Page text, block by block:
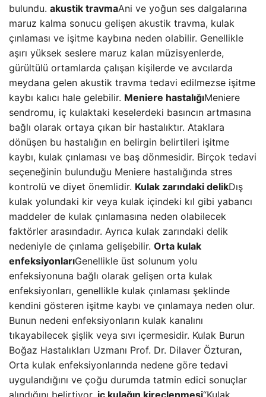
bulundu. akustik travmaAni ve yoğun ses dalgalarına
maruz kalma sonucu gelişen akustik travma, kulak
çınlaması ve işitme kaybına neden olabilir. Genellikle
aşırı yüksek seslere maruz kalan müzisyenlerde,
gürültülü ortamlarda çalışan kişilerde ve avcılarda
meydana gelen akustik travma tedavi edilmezse işitme
kaybı kalıcı hale gelebilir. Meniere hastalığıMeniere
sendromu, iç kulaktaki keselerdeki basıncın artmasına
bağlı olarak ortaya çıkan bir hastalıktır. Ataklara
dönüşen bu hastalığın en belirgin belirtileri işitme
kaybı, kulak çınlaması ve baş dönmesidir. Birçok tedavi
seçeneğinin bulunduğu Meniere hastalığında stres
kontrolü ve diyet önemlidir. Kulak zarındaki delikDış
kulak yolundaki kir veya kulak içindeki kıl gibi yabancı
maddeler de kulak çınlamasına neden olabilecek
faktörler arasındadır. Ayrıca kulak zarındaki delik
nedeniyle de çınlama gelişebilir. Orta kulak
enfeksiyonlarıGenellikle üst solunum yolu
enfeksiyonuna bağlı olarak gelişen orta kulak
enfeksiyonları, genellikle kulak çınlaması şeklinde
kendini gösteren işitme kaybı ve çınlamaya neden olur.
Bunun nedeni enfeksiyonların kulak kanalını
tıkayabilecek şişlik veya sıvı içermesidir. Kulak Burun
Boğaz Hastalıkları Uzmanı Prof. Dr. Dilaver Özturan,
Orta kulak enfeksiyonlarında nedene göre tedavi
uygulandığını ve çoğu durumda tatmin edici sonuçlar
alındığını belirtiyor. iç kulağın kireçlenmesi“Kulak